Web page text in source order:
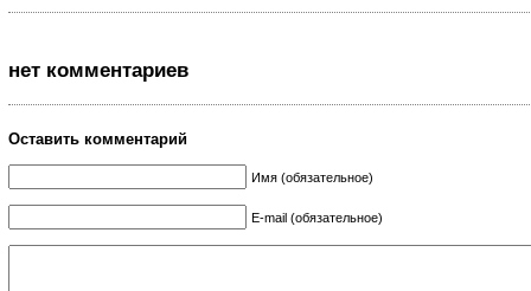
нет комментариев
Оставить комментарий
Имя (обязательное)
E-mail (обязательное)